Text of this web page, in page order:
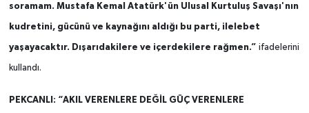
soramam. Mustafa Kemal Atatürk'ün Ulusal Kurtuluş Savaşı'nın
kudretini, gücünü ve kaynağını aldığı bu parti, ilelebet
yaşayacaktır. Dışarıdakilere ve içerdekilere rağmen.” ifadelerini
kullandı.
PEKCANLI: “AKIL VERENLERE DEĞİL GÜÇ VERENLERE